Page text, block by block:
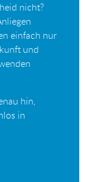
nicht?
einfach nur
und
hin,
in